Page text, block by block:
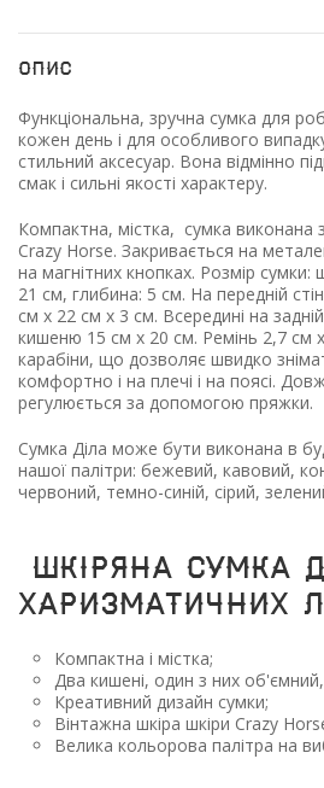
Опис
Функціональна, зручна сумка для
кожен день і для особливого
стильний аксесуар. Вона відмінно
смак і сильні якості характеру.
Компактна, містка, сумка виконана
Crazy Horse. Закривається на
на магнітних кнопках. Розмір
21 см, глибина: 5 см. На передній
см х 22 см х 3 см. Всередині на
кишеню 15 см х 20 см. Ремінь 2,7 см
карабіни, що дозволяє швидко
комфортно і на плечі і на поясі.
регулюється за допомогою пряжки.
Сумка Діла може бути виконана в
нашої палітри: бежевий, кавовий,
червоний, темно-синій, сірий,
шкіряна сумка
харизматичних
Компактна і містка;
Два кишені, один з них
Креативний дизайн сумки;
Вінтажна шкіра шкіри Crazy
Велика кольорова палітра на